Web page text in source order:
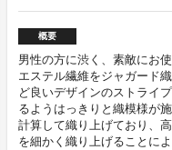
概要
男性の方に渋く、素敵にお
エステル繊維をジャガード
ど良いデザインのストライ
るようはっきりと織模様が
計算して織り上げており、
を細かく織り上げることに